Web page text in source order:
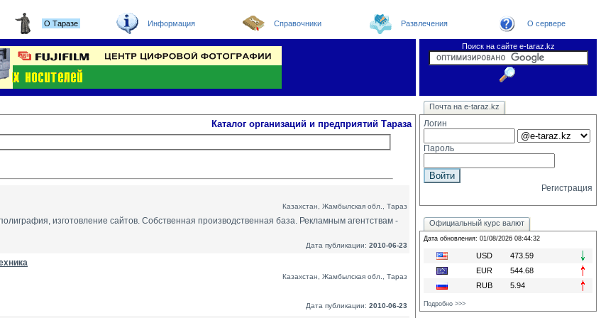
О Таразе Информация Справочники Развлечения О сервере
Поиск на сайте e-taraz.kz
Новости Погода в Таразе
Телефоный справочник
Видеоконференция
Новости e-taraz Замечания и предложения
Каталог организаций и предприятий Тараза
Казахстан, Жамбылская обл., Тараз
изготовление сайтов. Собственная производственная база. Рекламным агентствам -
Дата публикации: 2010-06-23
Казахстан, Жамбылская обл., Тараз
Дата публикации: 2010-06-23
Почта на e-taraz.kz
Логин
Пароль
Регистрация
Официальный курс валют
Дата обновления: 01/08/2026 08:44:32
USD
473.59
EUR
544.68
RUB
5.94
Подробно >>>